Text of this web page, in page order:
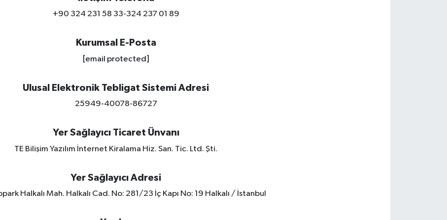
+90 324 231 58 33-324 237 01 89
Kurumsal E-Posta
[email protected]
Ulusal Elektronik Tebligat Sistemi Adresi
25949-40078-86727
Yer Sağlayıcı Ticaret Ünvanı
TE Bilişim Yazılım İnternet Kiralama Hiz. San. Tic. Ltd. Şti.
Yer Sağlayıcı Adresi
Halkalı Mah. Halkalı Cad. No: 281/23 İç Kapı No: 19 Halkalı / İstanbul